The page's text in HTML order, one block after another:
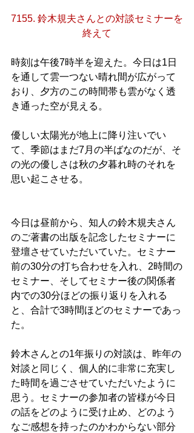
7155. 鈴木規夫さんとの対談セミナーを
終えて
時刻は午後7時半を迎えた。今日は1日
を通して雲一つない晴れ間が広がって
おり、夕方のこの時間帯も雲がなく透
き通った空が見える。
優しい太陽光が地上に降り注いでい
て、季節はまだ7月の半ばなのだが、そ
の光の優しさは秋の夕暮れ時のそれを
思い起こさせる。
今日は昼前から、知人の鈴木規夫さん
のご著書の出版を記念したセミナーに
登壇させていただいていた。セミナー
前の30分の打ち合わせを入れ、2時間の
セミナー、そしてセミナー後の関係者
内での30分ほどの振り返りを入れる
と、合計で3時間ほどのセミナーであっ
た。
鈴木さんとの1年振りの対談は、昨年の
対談と同じく、個人的に非常に充実し
た時間を過ごさせていただいたように
思う。セミナーの参加者の皆様が今日
の話をどのように受け止め、どのよう
なご感想を持ったのかわからない部分